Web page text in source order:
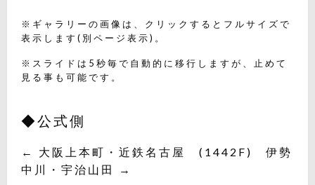
※ギャラリーの画像は、クリックするとフルサイズで
表示します(別ページ表示)。
※スライドは5秒毎で自動的に移行しますが、止めて
見る事も可能です。
◆公式側
← 大阪上本町・近鉄名古屋 (1442F) 伊勢
中川・宇治山田 →